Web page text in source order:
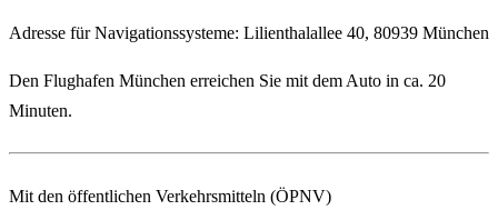
Adresse für Navigationssysteme: Lilienthalallee 40, 80939 München
Den Flughafen München erreichen Sie mit dem Auto in ca. 20
Minuten.
Mit den öffentlichen Verkehrsmitteln (ÖPNV)